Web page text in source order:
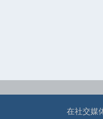
在社交媒